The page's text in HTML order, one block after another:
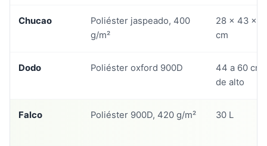
Chucao
Poliéster jaspeado, 400
g/m²
28 x 43 x
cm
Dodo Poliéster oxford 900D
44 a 60 cm
de alto
Falco Poliéster 900D, 420 g/m² 30 L